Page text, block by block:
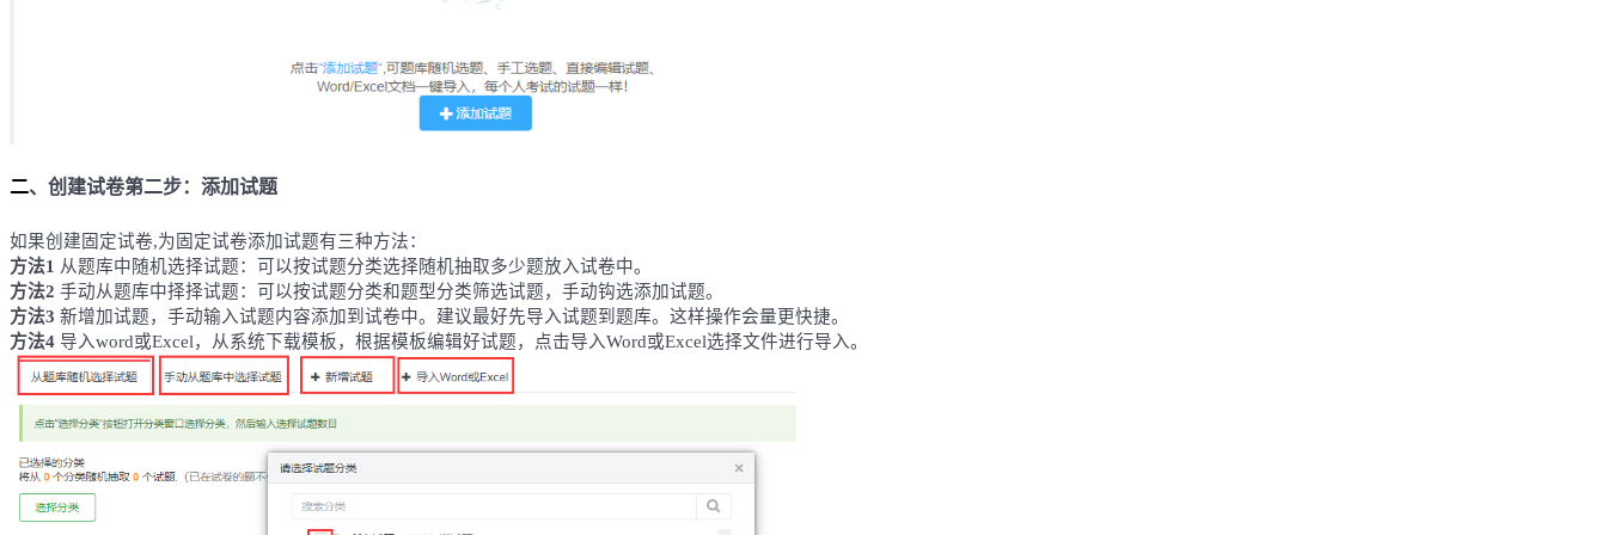
二、 创建试卷第二步：添加试题
如果创建固定试卷,为固定试卷添加试题有三种方法：
方法1 从题库中随机选择试题：可以按试题分类选择随机抽取多少题放入试卷中。
方法2 手动从题库中择择试题：可以按试题分类和题型分类筛选试题，手动钩选添加试题。
方法3 新增加试题，手动输入试题内容添加到试卷中。建议最好先导入试题到题库。这样操作会量更快捷。
方法4 导入word或Excel，从系统下载模板，根据模板编辑好试题，点击导入Word或Excel选择文件进行导入。